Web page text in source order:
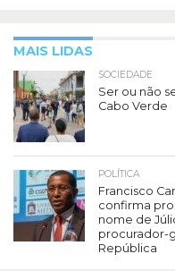
MAIS LIDAS
SOCIEDADE
Ser ou não
Cabo Verde
POLÍTICA
Francisco
confirma
nome de
procurador-
República